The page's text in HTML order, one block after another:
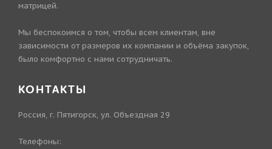
матрицей.
Мы беспокоимся о том, чтобы всем клиентам, вне
зависимости от размеров их компании и объёма закупок,
было комфортно с нами сотрудничать.
КОНТАКТЫ
Россия, г. Пятигорск, ул. Объездная 29
Телефоны: